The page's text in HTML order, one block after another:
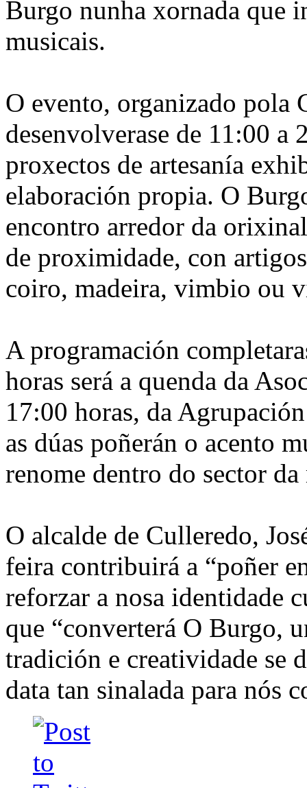
Burgo nunha xornada que
musicais.
O evento, organizado pola
desenvolverase de 11:00 a
proxectos de artesanía
elaboración propia. O
encontro arredor da
de proximidade, con
coiro, madeira, vimbio ou
A programación
horas será a quenda da
17:00 horas, da
as dúas poñerán o acento
renome dentro do sector
O alcalde de Culleredo,
feira contribuirá a “poñer
reforzar a nosa identidade
que “converterá O Burgo,
tradición e creatividade se
data tan sinalada para nós